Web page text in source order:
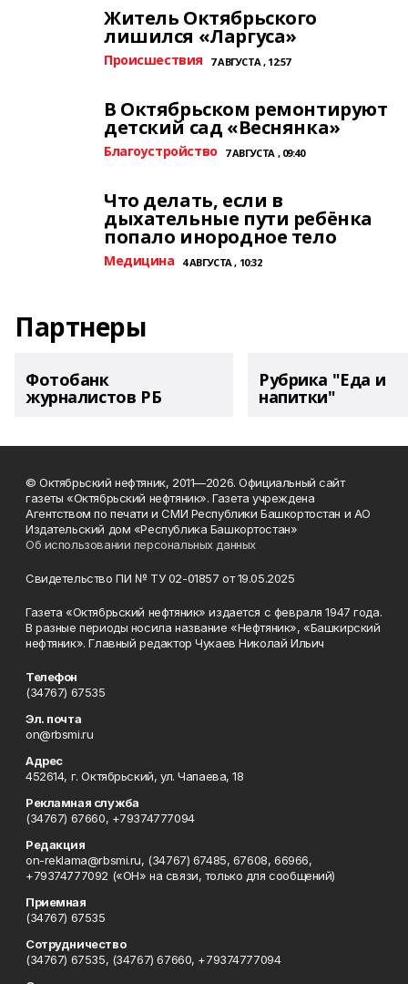
Житель Октябрьского
лишился «Ларгуса»
Происшествия 7 АВГУСТА , 12:57
В Октябрьском ремонтируют
детский сад «Веснянка»
Благоустройство 7 АВГУСТА , 09:40
Что делать, если в
дыхательные пути ребёнка
попало инородное тело
Медицина 4 АВГУСТА , 10:32
Партнеры
Фотобанк
журналистов РБ
Рубрика "Еда и
напитки"
© Октябрьский нефтяник, 2011—2026. Официальный сайт
газеты «Октябрьский нефтяник». Газета учреждена
Агентством по печати и СМИ Республики Башкортостан и АО
Издательский дом «Республика Башкортостан»
Об использовании персональных данных
Свидетельство ПИ № ТУ 02-01857 от 19.05.2025
Газета «Октябрьский нефтяник» издается с февраля 1947 года.
В разные периоды носила название «Нефтяник», «Башкирский
нефтяник». Главный редактор Чукаев Николай Ильич
Телефон
(34767) 67535
Эл. почта
on@rbsmi.ru
Адрес
452614, г. Октябрьский, ул. Чапаева, 18
Рекламная служба
(34767) 67660, +79374777094
Редакция
on-reklama@rbsmi.ru, (34767) 67485, 67608, 66966,
+79374777092 («ОН» на связи, только для сообщений)
Приемная
(34767) 67535
Сотрудничество
(34767) 67535, (34767) 67660, +79374777094